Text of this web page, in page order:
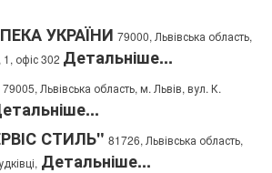
УКРАЇНИ 79000, Львівська область,
1, офіс 302 Детальніше...
79005, Львівська область, м. Львів, вул. К.
СТИЛЬ" 81726, Львівська область,
Детальніше...